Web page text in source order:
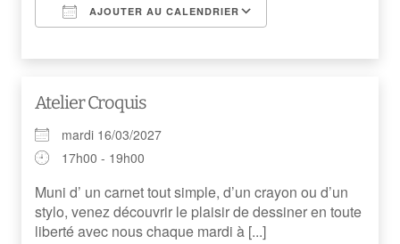
AJOUTER AU CALENDRIER
Atelier Croquis
mardi 16/03/2027
17h00 - 19h00
Muni d’ un carnet tout simple, d’un crayon ou d’un
stylo, venez découvrir le plaisir de dessiner en toute
liberté avec nous chaque mardi à [...]